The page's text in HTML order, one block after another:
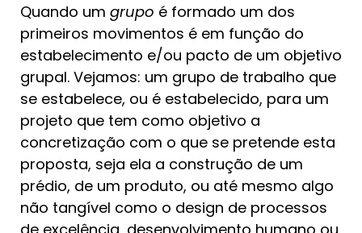
Quando um grupo é formado um dos
primeiros movimentos é em função do
estabelecimento e/ou pacto de um objetivo
grupal. Vejamos: um grupo de trabalho que
se estabelece, ou é estabelecido, para um
projeto que tem como objetivo a
concretização com o que se pretende esta
proposta, seja ela a construção de um
prédio, de um produto, ou até mesmo algo
não tangível como o design de processos